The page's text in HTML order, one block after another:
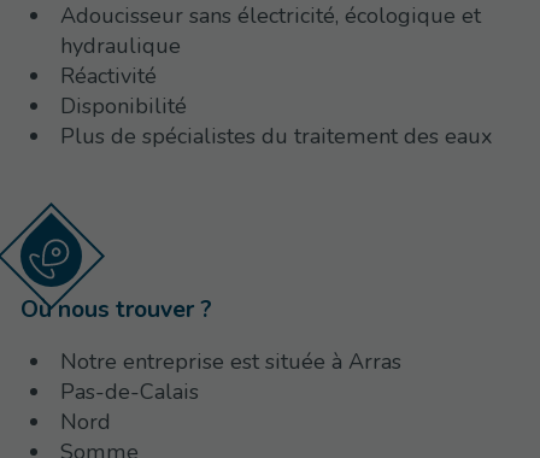
Adoucisseur sans électricité, écologique et
hydraulique
Réactivité
Disponibilité
Plus de spécialistes du traitement des eaux
Où nous trouver ?
Notre entreprise est située à Arras
Pas-de-Calais
Nord
Somme